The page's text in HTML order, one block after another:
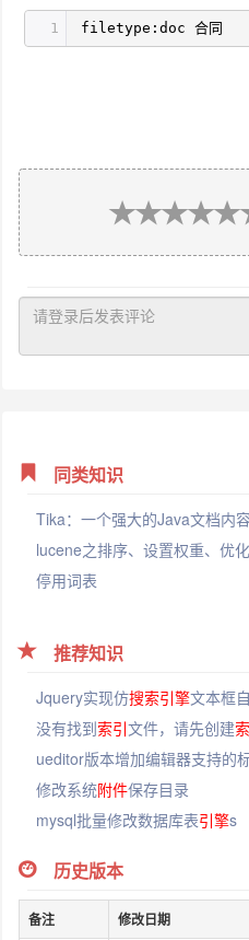
1 filetype:doc 合同
同类知识
Tika：一个强大的Java文档内
lucene之排序、设置权重、优
停用词表
推荐知识
Jquery实现仿搜索引擎文本框
没有找到索引文件，请先创建
ueditor版本增加编辑器支持的
修改系统附件保存目录
mysql批量修改数据库表引擎s
历史版本
备注 修改日期